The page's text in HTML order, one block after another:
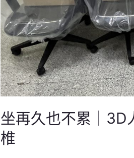
坐再久也不累｜3D
椎
椅
＋
雙
背
腰
靠
全
支
撐